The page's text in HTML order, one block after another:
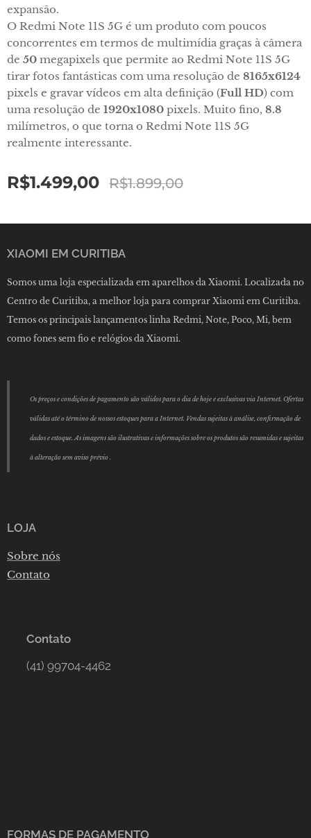
expansão.
O Redmi Note 11S 5G é um produto com poucos
concorrentes em termos de multimídia graças à câmera
de 50 megapixels que permite ao Redmi Note 11S 5G
tirar fotos fantásticas com uma resolução de 8165x6124
pixels e gravar vídeos em alta definição (Full HD) com
uma resolução de 1920x1080 pixels. Muito fino, 8.8
milímetros, o que torna o Redmi Note 11S 5G
realmente interessante.
R$1.499,00 R$1.899,00
XIAOMI EM CURITIBA
Somos uma loja especializada em aparelhos da Xiaomi. Localizada no
Centro de Curitiba, a melhor loja para comprar Xiaomi em Curitiba.
Temos os principais lançamentos linha Redmi, Note, Poco, Mi, bem
como fones sem fio e relógios da Xiaomi.
Os preços e condições de pagamento são válidos para o dia de hoje e exclusivas via Internet. Ofertas
válidas até o término de nossos estoques para a Internet. Vendas sujeitas à análise, confirmação de
dados e estoque. As imagens são ilustrativas e informações sobre os produtos são resumidas e sujeitas
à alteração sem aviso prévio .
LOJA
Sobre nós
Contato
Contato
(41) 99704-4462
FORMAS DE PAGAMENTO